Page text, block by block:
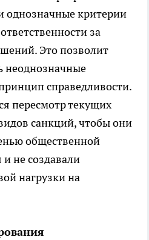
однозначные критерии
за
Это позволит
неоднозначные
справедливости.
пересмотр текущих
санкций, чтобы они
общественной
не создавали
нагрузки на